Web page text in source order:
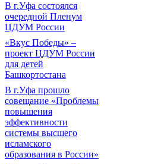
В г.Уфа состоялся
очередной Пленум
ЦДУМ России
«Вкус Победы» –
проект ЦДУМ России
для детей
Башкортостана
В г.Уфа прошло
совещание «Проблемы
повышения
эффективности
системы высшего
исламского
образования в России»